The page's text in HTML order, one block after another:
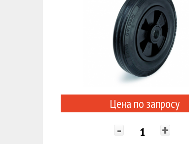
Цена по запросу
- +